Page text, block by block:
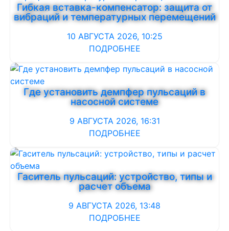
Гибкая вставка-компенсатор: защита от
вибраций и температурных перемещений
10 АВГУСТА 2026, 10:25
ПОДРОБНЕЕ
Где установить демпфер пульсаций в
насосной системе
9 АВГУСТА 2026, 16:31
ПОДРОБНЕЕ
Гаситель пульсаций: устройство, типы и
расчет объема
9 АВГУСТА 2026, 13:48
ПОДРОБНЕЕ